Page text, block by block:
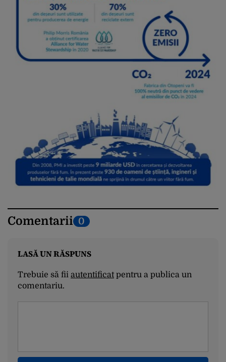
Comentarii 0
LASĂ UN RĂSPUNS
Trebuie să fii autentificatpentru a publica un
comentariu.